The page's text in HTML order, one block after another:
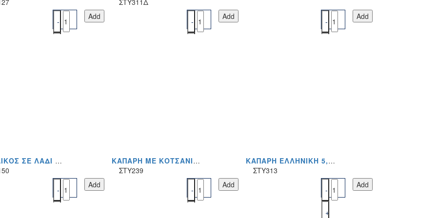
Add
ΣΤΥ311Δ
Add
Add
ΒΑΣΙΛΙΚΌΣ ΣΕ ΛΆΔΙ ΑΜΒΡΟΣΊΑ 1KG ΤΙΜΉ ΤΕΜΑΧΊΟΥ
Add
ΚΆΠΑΡΗ ΜΕ ΚΟΤΣΆΝΙ 1KG ΤΙΜΉ ΤΕΜΑΧΊΟΥ
ΣΤΥ239
Add
ΚΆΠΑΡΗ ΕΛΛΗΝΙΚΉ 5,2KG ΤΙΜΉ ΤΕΜΑΧΊΟΥ
ΣΤΥ313
Add